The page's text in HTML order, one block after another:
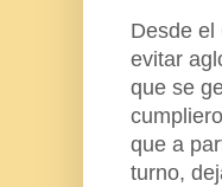
Desde el
evitar
que se
que a
turno,